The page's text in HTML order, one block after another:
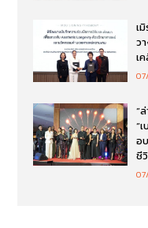
เ
ว
เ
“
“
อ
ชี